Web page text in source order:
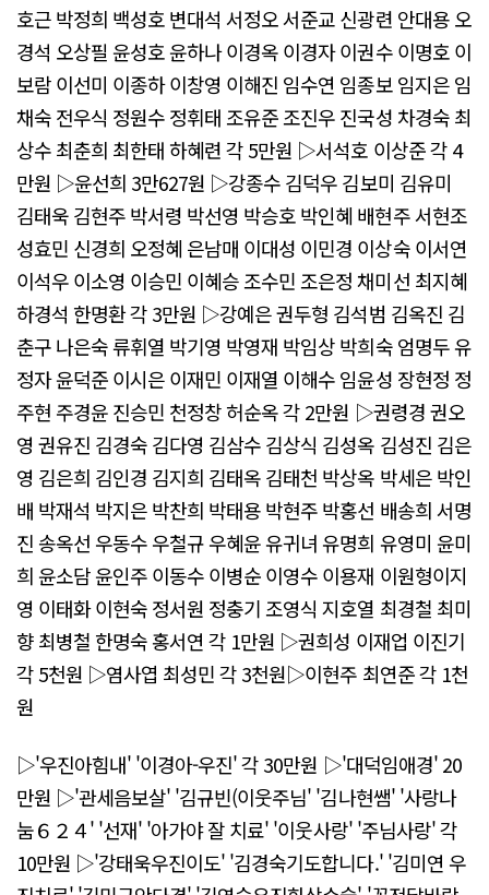
호근 박정희 백성호 변대석 서정오 서준교 신광련 안대용 오
경석 오상필 윤성호 윤하나 이경옥 이경자 이권수 이명호 이
보람 이선미 이종하 이창영 이해진 임수연 임종보 임지은 임
채숙 전우식 정원수 정휘태 조유준 조진우 진국성 차경숙 최
상수 최춘희 최한태 하혜련 각 5만원 ▷서석호 이상준 각 4
만원 ▷윤선희 3만627원 ▷강종수 김덕우 김보미 김유미
김태욱 김현주 박서령 박선영 박승호 박인혜 배현주 서현조
성효민 신경희 오정혜 은남매 이대성 이민경 이상숙 이서연
이석우 이소영 이승민 이혜승 조수민 조은정 채미선 최지혜
하경석 한명환 각 3만원 ▷강예은 권두형 김석범 김옥진 김
춘구 나은숙 류휘열 박기영 박영재 박임상 박희숙 엄명두 유
정자 윤덕준 이시은 이재민 이재열 이해수 임윤성 장현정 정
주현 주경윤 진승민 천정창 허순옥 각 2만원 ▷권령경 권오
영 권유진 김경숙 김다영 김삼수 김상식 김성옥 김성진 김은
영 김은희 김인경 김지희 김태옥 김태천 박상옥 박세은 박인
배 박재석 박지은 박찬희 박태용 박현주 박홍선 배송희 서명
진 송옥선 우동수 우철규 우혜윤 유귀녀 유명희 유영미 윤미
희 윤소담 윤인주 이동수 이병순 이영수 이용재 이원형이지
영 이태화 이현숙 정서원 정충기 조영식 지호열 최경철 최미
향 최병철 한명숙 홍서연 각 1만원 ▷권희성 이재업 이진기
각 5천원 ▷염사엽 최성민 각 3천원▷이현주 최연준 각 1천
원
▷'우진아힘내' '이경아-우진' 각 30만원 ▷'대덕임애경' 20
만원 ▷'관세음보살' '김규빈(이웃주님' '김나현쌤' '사랑나
눔６２４' '선재' '아가야 잘 치료' '이웃사랑' '주님사랑' 각
10만원 ▷'강태욱우진이도' '김경숙기도합니다.' '김미연 우